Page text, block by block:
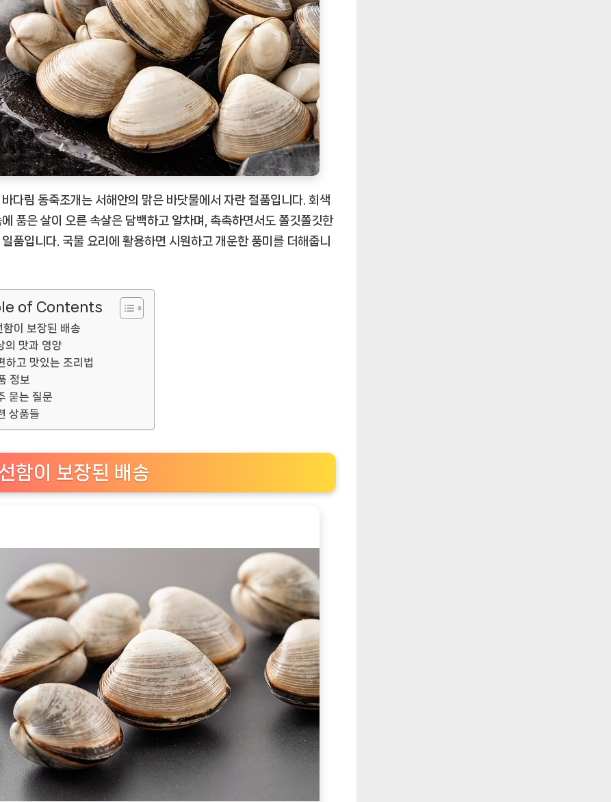
조
개
[EatingNOW
ㅣ
추
천
상
품]
다림 동죽조개는 서해안의 맑은 바닷물에서 자란 절품입니다. 회색
에 품은 살이 오른 속살은 담백하고 알차며, 촉촉하면서도 쫄깃쫄깃한
품입니다. 국물 요리에 활용하면 시원하고 개운한 풍미를 더해줍니
of Contents
함이 보장된 배송
의 맛과 영양
하고 맛있는 조리법
정보
묻는 질문
상품들
함이 보장된 배송